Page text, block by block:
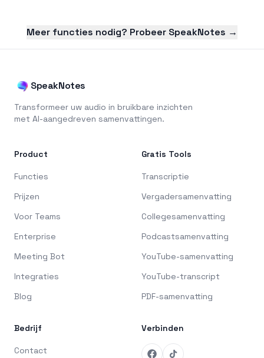
Meer functies nodig? Probeer SpeakNotes →
SpeakNotes
Transformeer uw audio in bruikbare inzichten
met AI-aangedreven samenvattingen.
Product
Functies
Prijzen
Voor Teams
Enterprise
Meeting Bot
Integraties
Blog
Gratis Tools
Transcriptie
Vergadersamenvatting
Collegesamenvatting
Podcastsamenvatting
YouTube-samenvatting
YouTube-transcript
PDF-samenvatting
Bedrijf
Contact
Verbinden